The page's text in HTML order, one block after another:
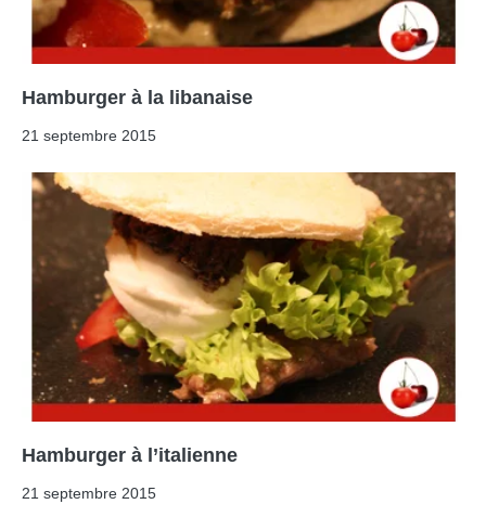
Hamburger à la libanaise
21 septembre 2015
Hamburger à l’italienne
21 septembre 2015